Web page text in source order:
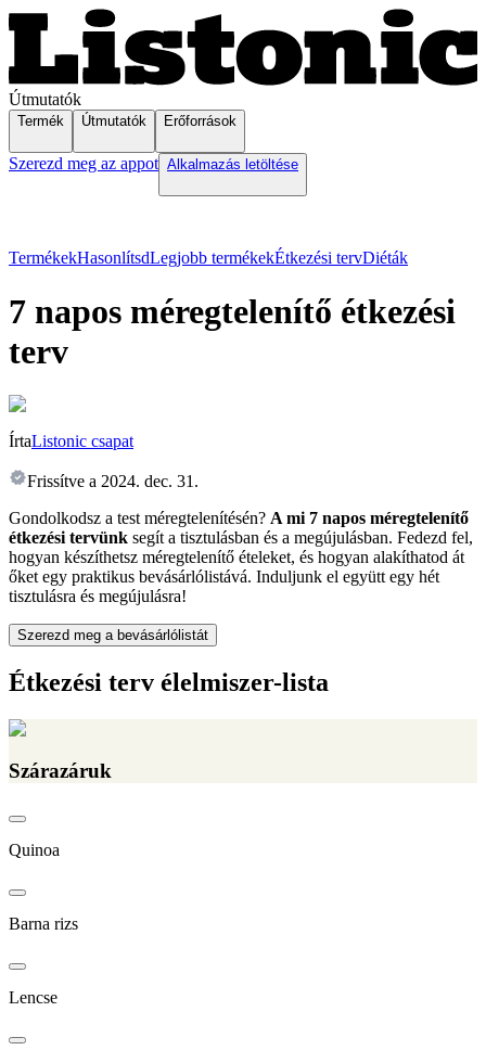
Útmutatók
Termék Útmutatók Erőforrások
Szerezd meg az appot Alkalmazás letöltése
TermékekHasonlítsdLegjobb termékekÉtkezési tervDiéták
7 napos méregtelenítő étkezési
terv
ÍrtaListonic csapat
Frissítve a 2024. dec. 31.
Gondolkodsz a test méregtelenítésén? A mi 7 napos méregtelenítő
étkezési tervünk segít a tisztulásban és a megújulásban. Fedezd fel,
hogyan készíthetsz méregtelenítő ételeket, és hogyan alakíthatod át
őket egy praktikus bevásárlólistává. Induljunk el együtt egy hét
tisztulásra és megújulásra!
Szerezd meg a bevásárlólistát
Étkezési terv élelmiszer-lista
Szárazáruk
Quinoa
Barna rizs
Lencse